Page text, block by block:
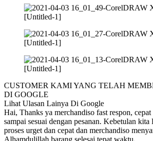
CUSTOMER KAMI YANG TELAH
DI GOOGLE
Lihat Ulasan Lainya Di Google
Hai, Thanks ya merchandiso fast respon,
sampai sesuai dengan pesanan. Kebetulan kita
proses urget dan cepat dan merchandiso
Alhamdulillah barang selesai tepat waktu.